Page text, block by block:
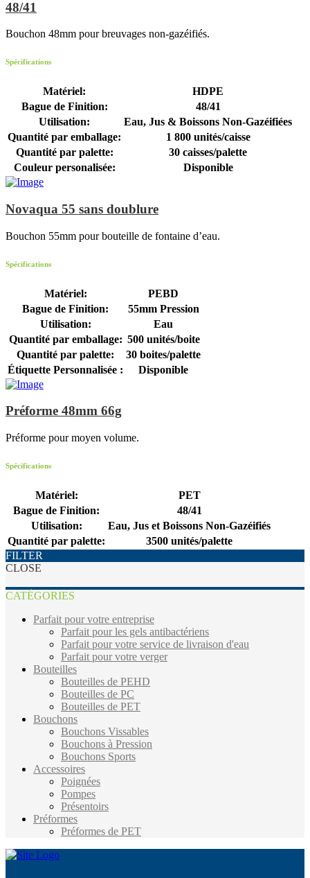
48/41
Bouchon 48mm pour breuvages non-gazéifiés.
Spécifications
Matériel:
HDPE
Bague de Finition:
48/41
Utilisation:
Eau, Jus & Boissons Non-Gazéifiées
Quantité par emballage:
1 800 unités/caisse
Quantité par palette:
30 caisses/palette
Couleur personalisée:
Disponible
Novaqua 55 sans doublure
Bouchon 55mm pour bouteille de fontaine d’eau.
Spécifications
Matériel:
PEBD
Bague de Finition:
55mm Pression
Utilisation:
Eau
Quantité par emballage: 500 unités/boite
Quantité par palette:
30 boites/palette
Étiquette Personnalisée :
Disponible
Préforme 48mm 66g
Préforme pour moyen volume.
Spécifications
Matériel:
PET
Bague de Finition:
48/41
Utilisation:
Eau, Jus et Boissons Non-Gazéifiés
Quantité par palette:
3500 unités/palette
FILTER
CLOSE
CATÉGORIES
Parfait pour votre entreprise
Parfait pour les gels antibactériens
Parfait pour votre service de livraison d'eau
Parfait pour votre verger
Bouteilles
Bouteilles de PEHD
Bouteilles de PC
Bouteilles de PET
Bouchons
Bouchons Vissables
Bouchons à Pression
Bouchons Sports
Accessoires
Poignées
Pompes
Présentoirs
Préformes
Préformes de PET